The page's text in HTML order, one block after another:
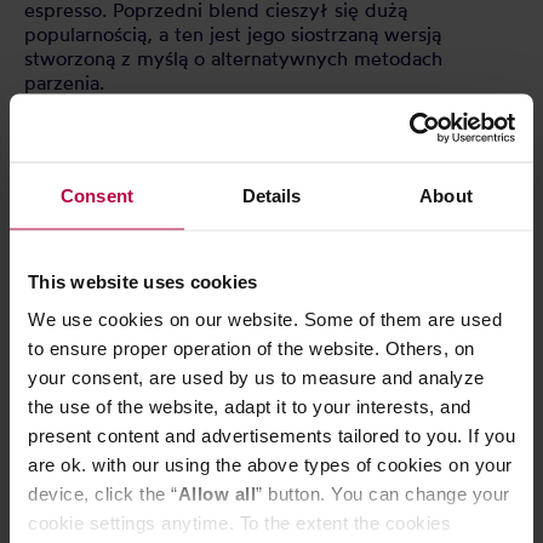
Consent Details About
This website uses cookies
We use cookies on our website. Some of them are used
to ensure proper operation of the website. Others, on
your consent, are used by us to measure and analyze
the use of the website, adapt it to your interests, and
present content and advertisements tailored to you. If you
are ok. with our using the above types of cookies on your
device, click the “Allow all” button. You can change your
cookie settings anytime. To the extent the cookies
espresso. Poprzedni blend cieszył się dużą
popularnością, a ten jest jego siostrzaną wersją
stworzoną z myślą o alternatywnych metodach
parzenia.
Funky Brew lubi się z każdą metodą alternatywną,
więc w kwestii parzenia masz sporą dowolność. Zaparz
CECHY
OCENY
Może Cię zainteresować